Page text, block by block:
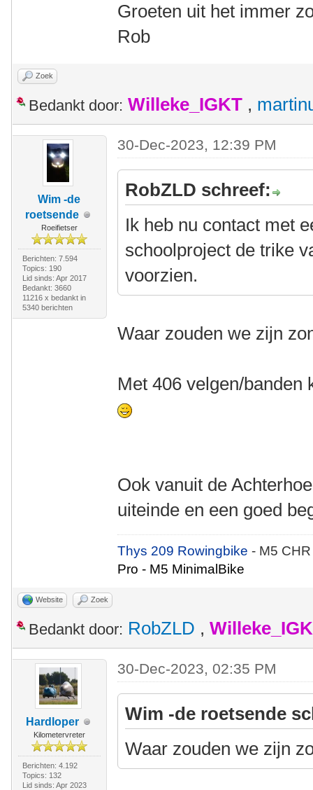
Groeten uit het immer
Rob
Zoek
Bedankt door: Willeke_IGKT ,
Wim -de
roetsende
Roeifietser
Berichten: 7.594
Topics: 190
Lid sinds: Apr 2017
Bedankt: 3660
11216 x bedankt in
5340 berichten
30-Dec-2023, 12:39 PM
RobZLD schreef:
Ik heb nu contact met
schoolproject de trike
voorzien.
Waar zouden we zijn
Met 406 velgen/
Ook vanuit de
uiteinde en een goed
Thys 209 Rowingbike- M5
Pro - M5 MinimalBike
Website Zoek
Bedankt door: RobZLD ,
Hardloper
Kilometervreter
Berichten: 4.192
Topics: 132
Lid sinds: Apr 2023
30-Dec-2023, 02:35 PM
Wim -de roetsende
Waar zouden we zijn